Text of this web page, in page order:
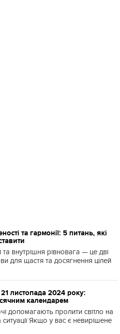
та гармонії: 5 питань, які
та внутрішня рівновага — це дві
для щастя та досягнення цілей
листопада 2024 року:
календарем
допомагають пролити світло на
ситуації Якщо у вас є невирішене